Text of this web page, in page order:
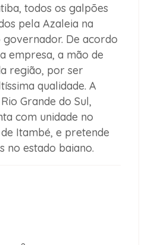
todos os galpões
pela Azaleia na
governador. De acordo
empresa, a mão de
região, por ser
qualidade. A
Grande do Sul,
com unidade no
Itambé, e pretende
no estado baiano.